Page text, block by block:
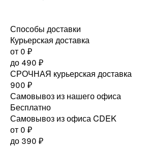
Способы доставки
Курьерская доставка
от 0 ₽
до 490 ₽
СРОЧНАЯ курьерская доставка
900 ₽
Самовывоз из нашего офиса
Бесплатно
Самовывоз из офиса CDEK
от 0 ₽
до 390 ₽